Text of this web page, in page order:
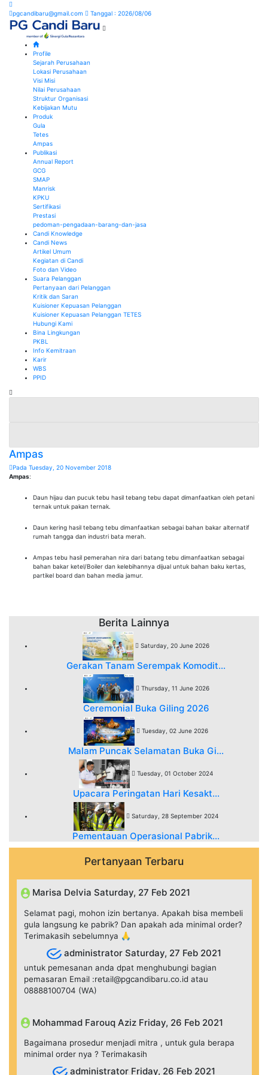
pgcandibaru@gmail.com Tanggal : 2026/08/06
Profile
Sejarah Perusahaan
Lokasi Perusahaan
Visi Misi
Nilai Perusahaan
Struktur Organisasi
Kebijakan Mutu
Produk
Gula
Tetes
Ampas
Publikasi
Annual Report
GCG
SMAP
Manrisk
KPKU
Sertifikasi
Prestasi
pedoman-pengadaan-barang-dan-jasa
Candi Knowledge
Candi News
Artikel Umum
Kegiatan di Candi
Foto dan Video
Suara Pelanggan
Pertanyaan dari Pelanggan
Kritik dan Saran
Kuisioner Kepuasan Pelanggan
Kuisioner Kepuasan Pelanggan TETES
Hubungi Kami
Bina Lingkungan
PKBL
Info Kemitraan
Karir
WBS
PPID
Ampas
Pada Tuesday, 20 November 2018
Ampas:
Daun hijau dan pucuk tebu hasil tebang tebu dapat dimanfaatkan oleh petani
ternak untuk pakan ternak.
Daun kering hasil tebang tebu dimanfaatkan sebagai bahan bakar alternatif
rumah tangga dan industri bata merah.
Ampas tebu hasil pemerahan nira dari batang tebu dimanfaatkan sebagai
bahan bakar ketel/Boiler dan kelebihannya dijual untuk bahan baku kertas,
partikel board dan bahan media jamur.
Berita Lainnya
Saturday, 20 June 2026
Gerakan Tanam Serempak Komodit...
Thursday, 11 June 2026
Ceremonial Buka Giling 2026
Tuesday, 02 June 2026
Malam Puncak Selamatan Buka Gi...
Tuesday, 01 October 2024
Upacara Peringatan Hari Kesakt...
Saturday, 28 September 2024
Pementauan Operasional Pabrik...
Pertanyaan Terbaru
Marisa Delvia Saturday, 27 Feb 2021
Selamat pagi, mohon izin bertanya. Apakah bisa membeli
gula langsung ke pabrik? Dan apakah ada minimal order?
Terimakasih sebelumnya 🙏
administrator Saturday, 27 Feb 2021
untuk pemesanan anda dpat menghubungi bagian
pemasaran Email :retail@pgcandibaru.co.id atau
08888100704 (WA)
Mohammad Farouq Aziz Friday, 26 Feb 2021
Bagaimana prosedur menjadi mitra , untuk gula berapa
minimal order nya ? Terimakasih
administrator Friday, 26 Feb 2021